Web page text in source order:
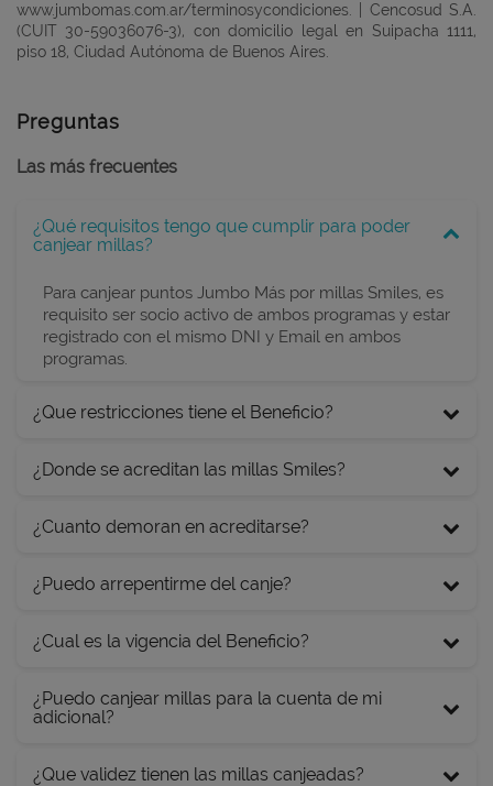
www.jumbomas.com.ar/terminosycondiciones. | Cencosud S.A.
(CUIT 30-59036076-3), con domicilio legal en Suipacha 1111,
piso 18, Ciudad Autónoma de Buenos Aires.
Preguntas
Las más frecuentes
¿Qué requisitos tengo que cumplir para poder
canjear millas?
Para canjear puntos Jumbo Más por millas Smiles, es
requisito ser socio activo de ambos programas y estar
registrado con el mismo DNI y Email en ambos
programas.
¿Que restricciones tiene el Beneficio?
¿Donde se acreditan las millas Smiles?
¿Cuanto demoran en acreditarse?
¿Puedo arrepentirme del canje?
¿Cual es la vigencia del Beneficio?
¿Puedo canjear millas para la cuenta de mi
adicional?
¿Que validez tienen las millas canjeadas?